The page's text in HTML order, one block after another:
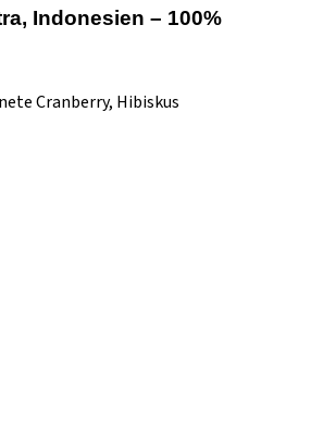
Indonesien – 100%
Cranberry, Hibiskus